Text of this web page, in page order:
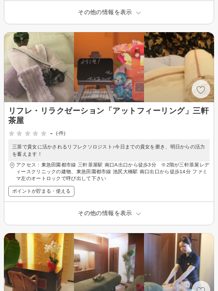
その他の情報を表示
リフレ・リラクゼーション「アットフィーリング」三軒
茶屋
-
(-件)
三茶で貴女に活かされるリフレクソロジスト♪今日までの貴女を磨き、明日からの活力
を蓄えます！
アクセス：東急田園都市線 三軒茶屋駅 南口A出口から徒歩3分 ※2階が三軒茶屋レデ
ィースクリニックの建物、東急田園都市線 池尻大橋駅 南口出口から徒歩14分 ファミ
マ左のオートロックで呼び出して下さい
ポイントが貯まる・使える
その他の情報を表示